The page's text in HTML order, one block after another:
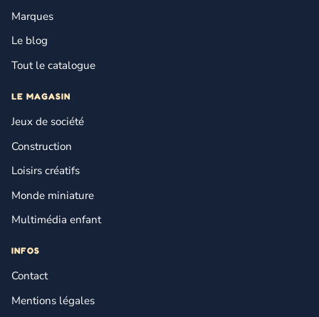
Marques
Le blog
Tout le catalogue
LE MAGASIN
Jeux de société
Construction
Loisirs créatifs
Monde miniature
Multimédia enfant
INFOS
Contact
Mentions légales